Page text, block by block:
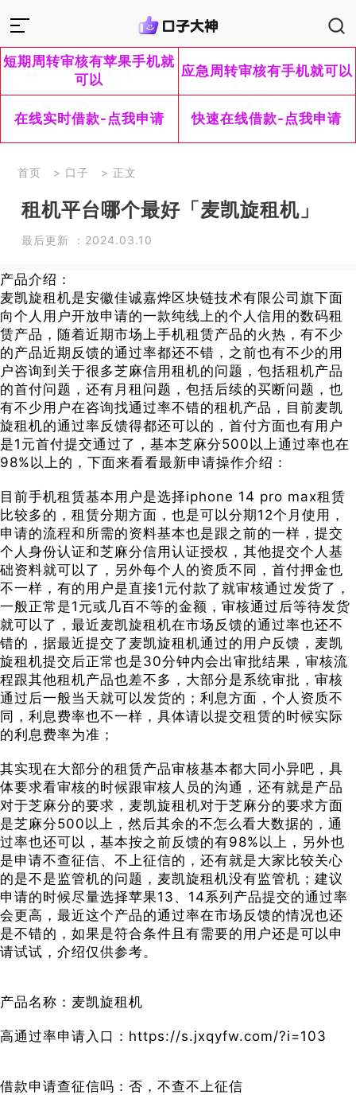
短期周转审核有苹果手机就
可以
应急周转审核有手机就可以
在线实时借款-点我申请 快速在线借款-点我申请
首页 > 口子 > 正文
租机平台哪个最好「麦凯旋租机」
最后更新 ：2024.03.10
产品介绍：
麦凯旋租机是安徽佳诚嘉烨区块链技术有限公司旗下面
向个人用户开放申请的一款纯线上的个人信用的数码租
赁产品，随着近期市场上手机租赁产品的火热，有不少
的产品近期反馈的通过率都还不错，之前也有不少的用
户咨询到关于很多芝麻信用租机的问题，包括租机产品
的首付问题，还有月租问题，包括后续的买断问题，也
有不少用户在咨询找通过率不错的租机产品，目前麦凯
旋租机的通过率反馈得都还可以的，首付方面也有用户
是1元首付提交通过了，基本芝麻分500以上通过率也在
98%以上的，下面来看看最新申请操作介绍：
目前手机租赁基本用户是选择iphone 14 pro max租赁
比较多的，租赁分期方面，也是可以分期12个月使用，
申请的流程和所需的资料基本也是跟之前的一样，提交
个人身份认证和芝麻分信用认证授权，其他提交个人基
础资料就可以了，另外每个人的资质不同，首付押金也
不一样，有的用户是直接1元付款了就审核通过发货了，
一般正常是1元或几百不等的金额，审核通过后等待发货
就可以了，最近麦凯旋租机在市场反馈的通过率也还不
错的，据最近提交了麦凯旋租机通过的用户反馈，麦凯
旋租机提交后正常也是30分钟内会出审批结果，审核流
程跟其他租机产品也差不多，大部分是系统审批，审核
通过后一般当天就可以发货的；利息方面，个人资质不
同，利息费率也不一样，具体请以提交租赁的时候实际
的利息费率为准；
其实现在大部分的租赁产品审核基本都大同小异吧，具
体要求看审核的时候跟审核人员的沟通，还有就是产品
对于芝麻分的要求，麦凯旋租机对于芝麻分的要求方面
是芝麻分500以上，然后其余的不怎么看大数据的，通
过率也还可以，基本按之前反馈的有98%以上，另外也
是申请不查征信、不上征信的，还有就是大家比较关心
的是不是监管机的问题，麦凯旋租机没有监管机；建议
申请的时候尽量选择苹果13、14系列产品提交的通过率
会更高，最近这个产品的通过率在市场反馈的情况也还
是不错的，如果是符合条件且有需要的用户还是可以申
请试试，介绍仅供参考。
产品名称：麦凯旋租机
高通过率申请入口：https://s.jxqyfw.com/?i=103
借款申请查征信吗：否，不查不上征信